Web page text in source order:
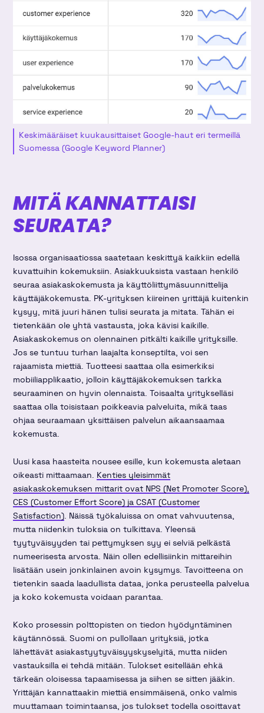
Keskimääräiset kuukausittaiset Google-haut eri termeillä
Suomessa (Google Keyword Planner)
MITÄ KANNATTAISI
SEURATA?
Isossa organisaatiossa saatetaan keskittyä kaikkiin edellä
kuvattuihin kokemuksiin. Asiakkuuksista vastaan henkilö
seuraa asiakaskokemusta ja käyttöliittymäsuunnittelija
käyttäjäkokemusta. PK-yrityksen kiireinen yrittäjä kuitenkin
kysyy, mitä juuri hänen tulisi seurata ja mitata. Tähän ei
tietenkään ole yhtä vastausta, joka kävisi kaikille.
Asiakaskokemus on olennainen pitkälti kaikille yrityksille.
Jos se tuntuu turhan laajalta konseptilta, voi sen
rajaamista miettiä. Tuotteesi saattaa olla esimerkiksi
mobiiliapplikaatio, jolloin käyttäjäkokemuksen tarkka
seuraaminen on hyvin olennaista. Toisaalta yritykselläsi
saattaa olla toisistaan poikkeavia palveluita, mikä taas
ohjaa seuraamaan yksittäisen palvelun aikaansaamaa
kokemusta.
Uusi kasa haasteita nousee esille, kun kokemusta aletaan
oikeasti mittaamaan. Kenties yleisimmät
asiakaskokemuksen mittarit ovat NPS (Net Promoter Score),
CES (Customer Effort Score) ja CSAT (Customer
Satisfaction). Näissä työkaluissa on omat vahvuutensa,
mutta niidenkin tuloksia on tulkittava. Yleensä
tyytyväisyyden tai pettymyksen syy ei selviä pelkästä
numeerisesta arvosta. Näin ollen edellisiinkin mittareihin
lisätään usein jonkinlainen avoin kysymys. Tavoitteena on
tietenkin saada laadullista dataa, jonka perusteella palvelua
ja koko kokemusta voidaan parantaa.
Koko prosessin polttopisten on tiedon hyödyntäminen
käytännössä. Suomi on pullollaan yrityksiä, jotka
lähettävät asiakastyytyväisyyskyselyitä, mutta niiden
vastauksilla ei tehdä mitään. Tulokset esitellään ehkä
tärkeän oloisessa tapaamisessa ja siihen se sitten jääkin.
Yrittäjän kannattaakin miettiä ensimmäisenä, onko valmis
muuttamaan toimintaansa, jos tulokset todella osoittavat